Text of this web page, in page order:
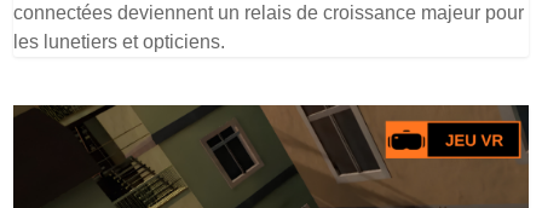
connectées deviennent un relais de croissance majeur pour
les lunetiers et opticiens.